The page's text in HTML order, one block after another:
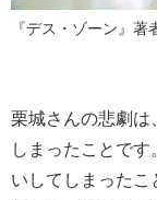
『デス・ゾーン』著
栗城さんの悲劇は
しまったことで
いしてしまったこ